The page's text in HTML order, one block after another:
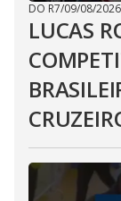
DO R7/09/08/2026
LUCAS